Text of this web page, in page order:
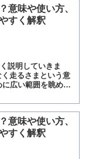
意味や使い方、
すく解釈
説明していきま
走るさまという意
広い範囲を眺める
意味や使い方、
すく解釈